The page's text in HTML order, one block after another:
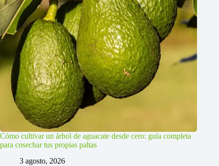
Cómo cultivar un árbol de aguacate desde cero: guía completa
para cosechar tus propias paltas
3 agosto, 2026